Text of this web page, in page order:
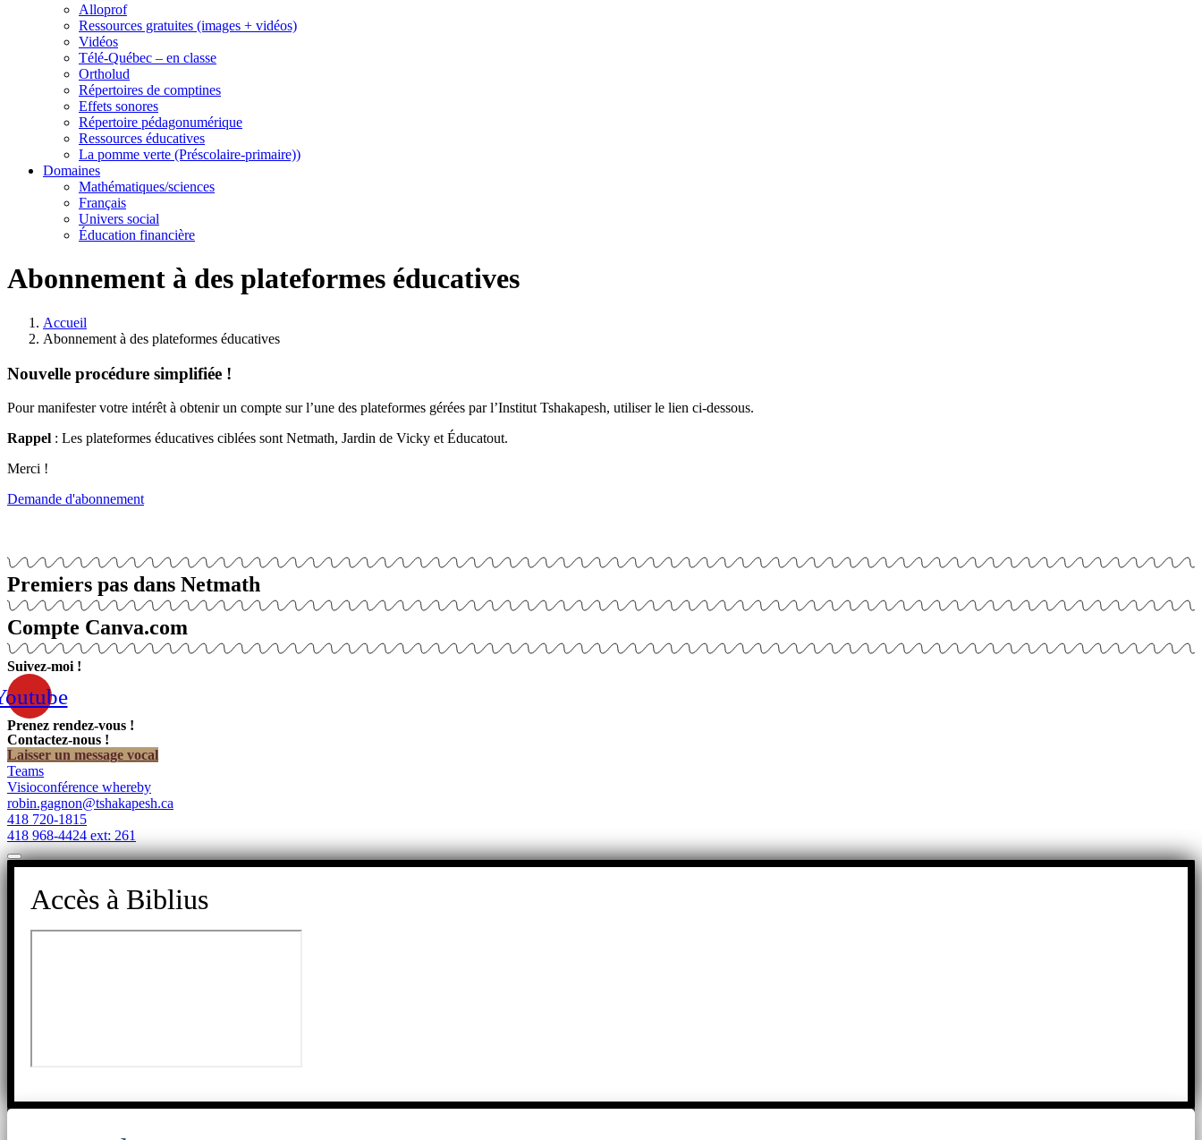
Alloprof
Ressources gratuites (images + vidéos)
Vidéos
Télé-Québec – en classe
Ortholud
Répertoires de comptines
Effets sonores
Répertoire pédagonumérique
Ressources éducatives
La pomme verte (Préscolaire-primaire))
Domaines
Mathématiques/sciences
Français
Univers social
Éducation financière
Abonnement à des plateformes éducatives
Accueil
Abonnement à des plateformes éducatives
Nouvelle procédure simplifiée !
Pour manifester votre intérêt à obtenir un compte sur l’une des plateformes gérées par l’Institut Tshakapesh, utiliser le lien ci-dessous.
Rappel : Les plateformes éducatives ciblées sont Netmath, Jardin de Vicky et Éducatout.
Merci !
Demande d'abonnement
Premiers pas dans Netmath
Compte Canva.com
Suivez-moi !
Prenez rendez-vous !
Contactez-nous !
Laisser un message vocal
Teams
Visioconférence whereby
robin.gagnon@tshakapesh.ca
418 720-1815
418 968-4424 ext: 261
Accès à Biblius